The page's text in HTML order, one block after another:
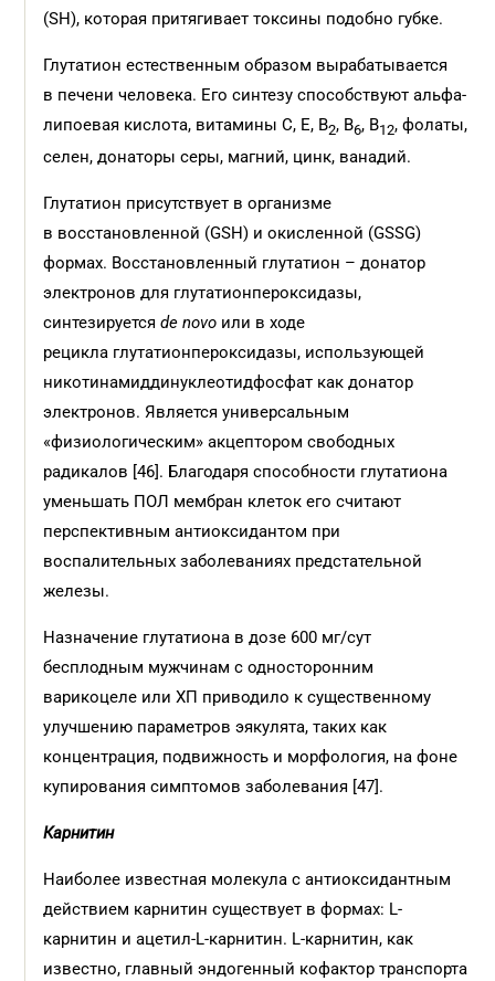
(SH), которая притягивает токсины подобно губке.
Глутатион естественным образом вырабатывается
в печени человека. Его синтезу способствуют альфа-
липоевая кислота, витамины C, E, В2, B6, B12, фолаты,
селен, донаторы серы, магний, цинк, ванадий.
Глутатион присутствует в организме
в восстановленной (GSH) и окисленной (GSSG)
формах. Восстановленный глутатион – донатор
электронов для глутатионпероксидазы,
синтезируетсяde novo или в ходе
рецикла глутатионпероксидазы, использующей
никотинамиддинуклеотидфосфат как донатор
электронов. Является универсальным
«физиологическим» акцептором свободных
радикалов [46]. Благодаря способности глутатиона
уменьшать ПОЛ мембран клеток его считают
перспективным антиоксидантом при
воспалительных заболеваниях предстательной
железы.
Назначение глутатиона в дозе 600 мг/сут
бесплодным мужчинам с односторонним
варикоцеле или ХП приводило к существенному
улучшению параметров эякулята, таких как
концентрация, подвижность и морфология, на фоне
купирования симптомов заболевания [47].
Карнитин
Наиболее известная молекула с антиоксидантным
действием карнитин существует в формах: L-
карнитин и ацетил-L-карнитин. L-карнитин, как
известно, главный эндогенный кофактор транспорта